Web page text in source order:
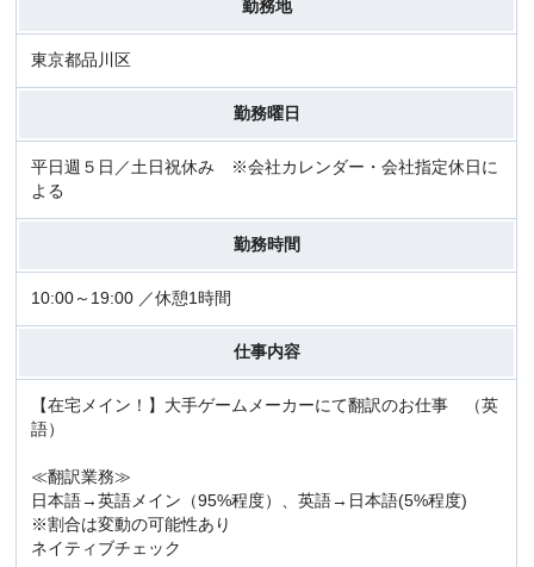
勤務地
東京都品川区
勤務曜日
平日週５日／土日祝休み ※会社カレンダー・会社指定休日に
よる
勤務時間
10:00～19:00 ／休憩1時間
仕事内容
【在宅メイン！】大手ゲームメーカーにて翻訳のお仕事 （英
語）
≪翻訳業務≫
日本語→英語メイン（95%程度）、英語→日本語(5%程度)
※割合は変動の可能性あり
ネイティブチェック